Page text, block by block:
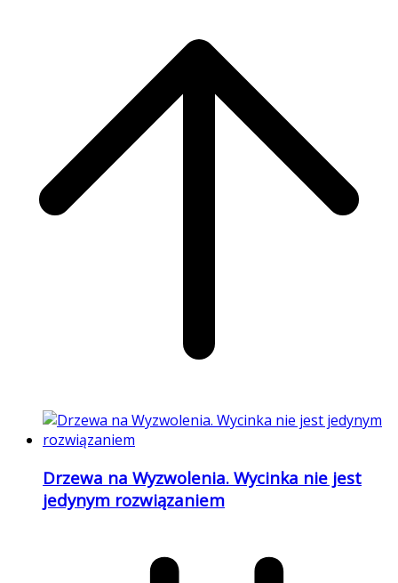
Drzewa na Wyzwolenia. Wycinka nie jest
jedynym rozwiązaniem